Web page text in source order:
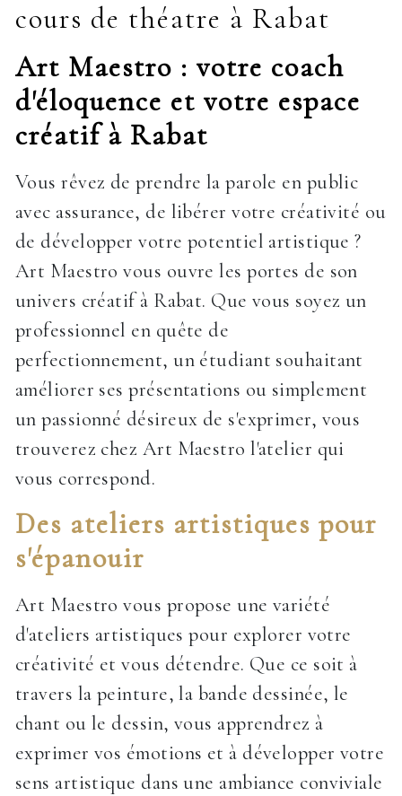
cours de théatre à Rabat
Art Maestro : votre coach
d'éloquence et votre espace
créatif à Rabat
Vous rêvez de prendre la parole en public
avec assurance, de libérer votre créativité ou
de développer votre potentiel artistique ?
Art Maestro vous ouvre les portes de son
univers créatif à Rabat. Que vous soyez un
professionnel en quête de
perfectionnement, un étudiant souhaitant
améliorer ses présentations ou simplement
un passionné désireux de s'exprimer, vous
trouverez chez Art Maestro l'atelier qui
vous correspond.
Des ateliers artistiques pour
s'épanouir
Art Maestro vous propose une variété
d'ateliers artistiques pour explorer votre
créativité et vous détendre. Que ce soit à
travers la peinture, la bande dessinée, le
chant ou le dessin, vous apprendrez à
exprimer vos émotions et à développer votre
sens artistique dans une ambiance conviviale